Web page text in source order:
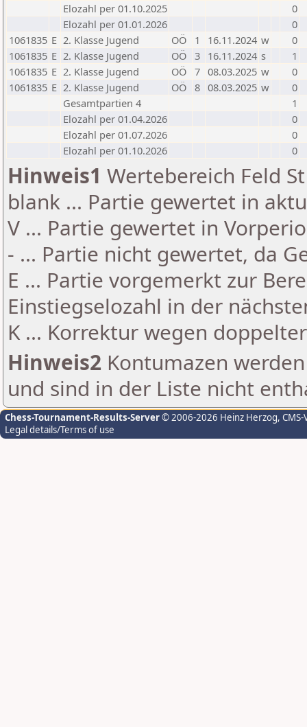
Elozahl per 01.10.2025
0
Elozahl per 01.01.2026
0
1061835 E 2. Klasse Jugend OÖ 1 16.11.2024 w
0
1061835 E 2. Klasse Jugend OÖ 3 16.11.2024 s
1
1061835 E 2. Klasse Jugend OÖ 7 08.03.2025 w
0
1061835 E 2. Klasse Jugend OÖ 8 08.03.2025 w
0
Gesamtpartien 4
1
Elozahl per 01.04.2026
0
Elozahl per 01.07.2026
0
Elozahl per 01.10.2026
0
Hinweis1 Wertebereich Feld
blank ... Partie gewertet in
V ... Partie gewertet in
- ... Partie nicht gewertet, da
E ... Partie vorgemerkt zur
Einstiegselozahl in der
K ... Korrektur wegen
Hinweis2 Kontumazen
und sind in der Liste nicht
Chess-Tournament-Results-Server© 2006-2026 Heinz Herzog,
Legal details/Terms of use